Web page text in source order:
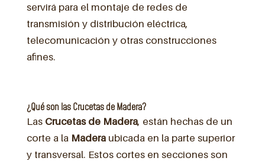
servirá para el montaje de redes de
transmisión y distribución eléctrica,
telecomunicación y otras construcciones
afines.
¿Qué son las Crucetas de Madera?
Las Crucetas de Madera, están hechas de un
corte a la Madera ubicada en la parte superior
y transversal. Estos cortes en secciones son